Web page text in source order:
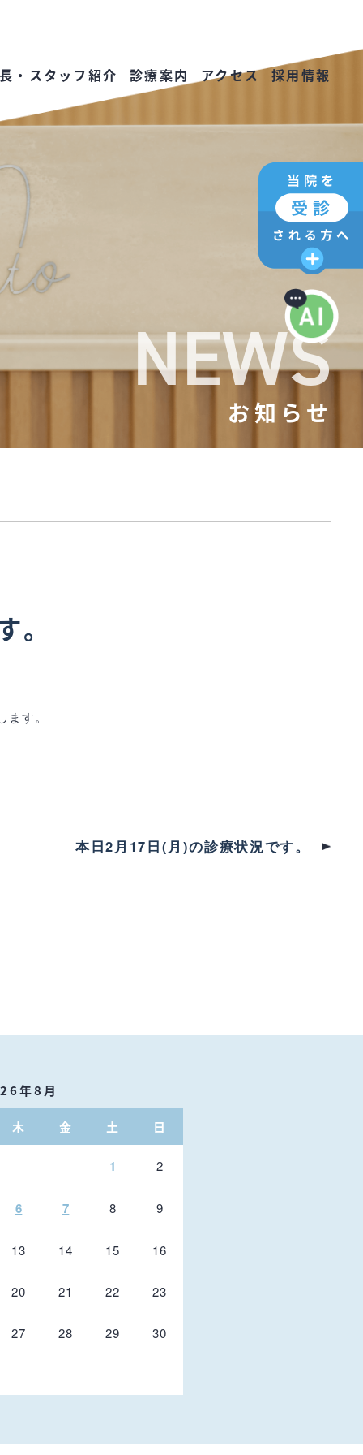
・スタッフ紹介 診療案内 アクセス 採用情報
NEWS
お知らせ
す。
本日2月17日(月)の診療状況です。
年8月
木 金 土 日
1 2
6 7 8 9
13 14 15 16
20 21 22 23
27 28 29 30